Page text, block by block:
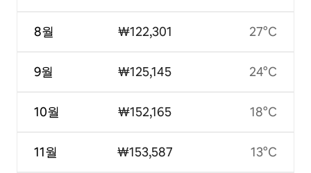
8월
9월
10월
11월
₩122,301
₩125,145
₩152,165
₩153,587
27°C
24°C
18°C
13°C